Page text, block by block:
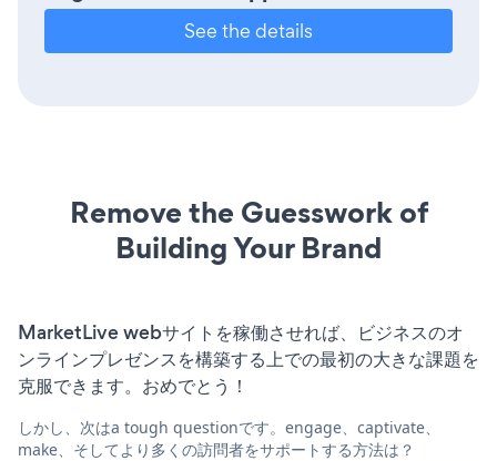
See the details
Remove the Guesswork of
Building Your Brand
MarketLive webサイトを稼働させれば、ビジネスのオ
ンラインプレゼンスを構築する上での最初の大きな課題を
克服できます。おめでとう！
しかし、次はa tough questionです。engage、captivate、
make、そしてより多くの訪問者をサポートする方法は？